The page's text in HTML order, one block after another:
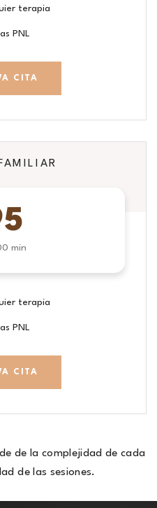
terapia
PNL
CITA
min
terapia
PNL
CITA
de la complejidad de cada
de las sesiones.